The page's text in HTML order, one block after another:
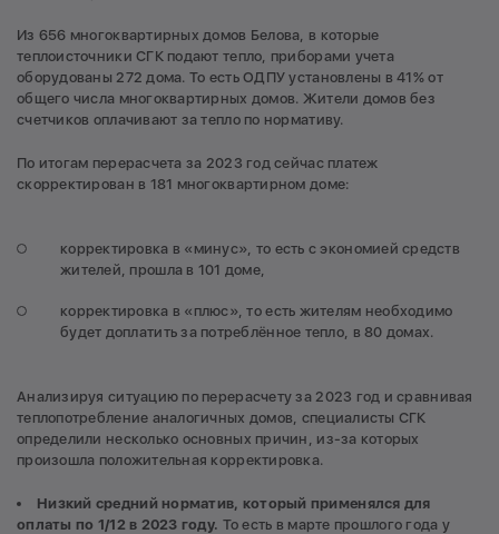
Из 656 многоквартирных домов Белова, в которые
теплоисточники СГК подают тепло, приборами учета
оборудованы 272 дома. То есть ОДПУ установлены в 41% от
общего числа многоквартирных домов. Жители домов без
счетчиков оплачивают за тепло по нормативу.
По итогам перерасчета за 2023 год сейчас платеж
скорректирован в 181 многоквартирном доме:
корректировка в «минус», то есть с экономией средств
жителей, прошла в 101 доме,
корректировка в «плюс», то есть жителям необходимо
будет доплатить за потреблённое тепло, в 80 домах.
Анализируя ситуацию по перерасчету за 2023 год и сравнивая
теплопотребление аналогичных домов, специалисты СГК
определили несколько основных причин, из-за которых
произошла положительная корректировка.
Низкий средний норматив, который применялся для
оплаты по 1/12 в 2023 году. То есть в марте прошлого года у